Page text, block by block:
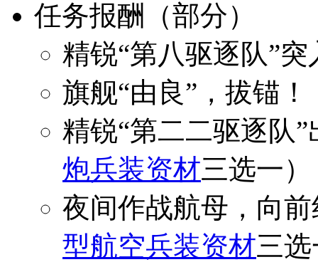
任务报酬（部分）
精锐“第八驱逐队”突
旗舰“由良”，拔锚！
精锐“第二二驱逐队
炮兵装资材三选一）
夜间作战航母，向
型航空兵装资材三